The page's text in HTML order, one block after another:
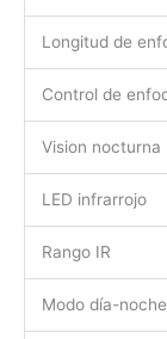
Longitud de
Control de
Vision nocturna
LED infrarrojo
Rango IR
Modo día-noche